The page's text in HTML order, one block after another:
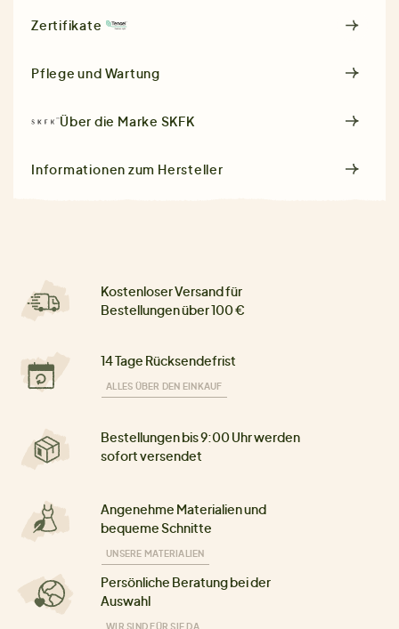
Zertifikate
Pflege und Wartung
Über die Marke SKFK
Informationen zum Hersteller
Kostenloser Versand für
Bestellungen über 100 €
14 Tage Rücksendefrist
ALLES ÜBER DEN EINKAUF
Bestellungen bis 9:00 Uhr werden
sofort versendet
Angenehme Materialien und
bequeme Schnitte
UNSERE MATERIALIEN
Persönliche Beratung bei der
Auswahl
WIR SIND FÜR SIE DA